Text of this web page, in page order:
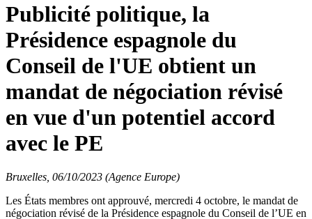
Publicité politique, la
Présidence espagnole du
Conseil de l'UE obtient un
mandat de négociation révisé
en vue d'un potentiel accord
avec le PE
Bruxelles, 06/10/2023 (Agence Europe)
Les États membres ont approuvé, mercredi 4 octobre, le mandat de
négociation révisé de la Présidence espagnole du Conseil de l’UE en